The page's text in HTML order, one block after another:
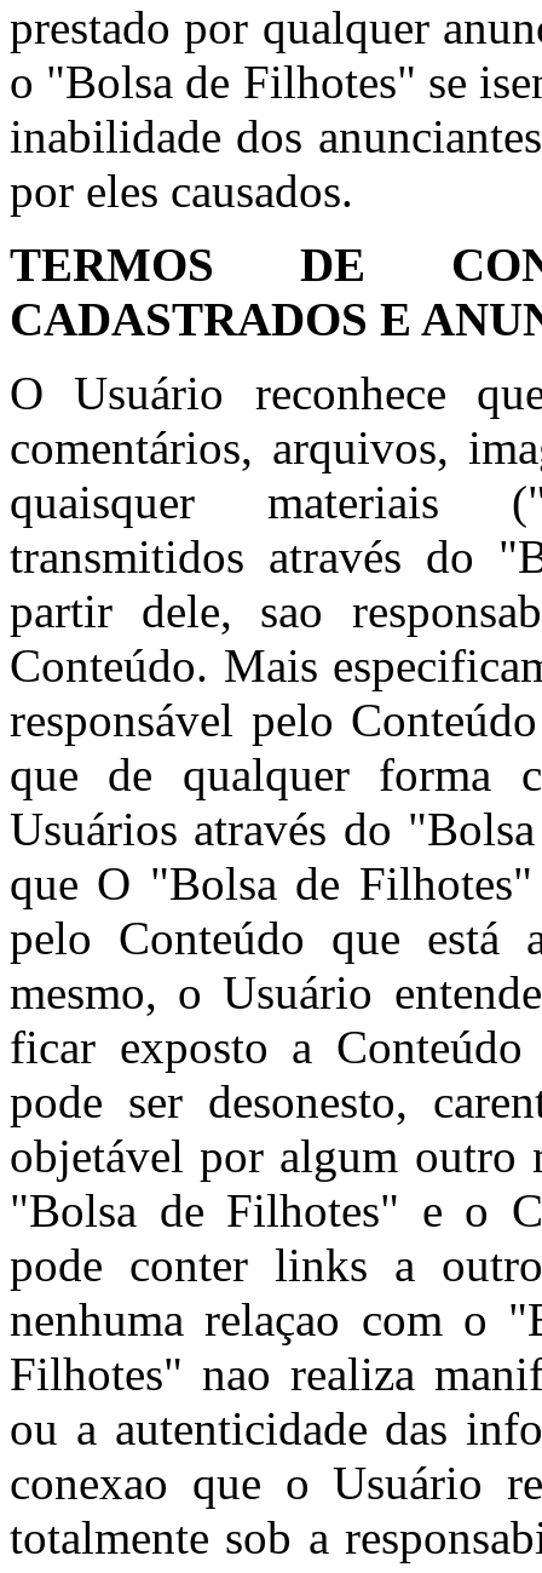
prestado por qualquer
o "Bolsa de Filhotes" se
inabilidade dos
por eles causados.
TERMOS DE
CADASTRADOS E
O Usuário reconhece
comentários, arquivos,
quaisquer materiais
transmitidos através do
partir dele, sao
Conteúdo. Mais
responsável pelo
que de qualquer forma
Usuários através do
que O "Bolsa de
pelo Conteúdo que está
mesmo, o Usuário
ficar exposto a
pode ser desonesto,
objetável por algum outro
"Bolsa de Filhotes" e o
pode conter links a
nenhuma relaçao com o
Filhotes" nao realiza
ou a autenticidade das
conexao que o Usuário
totalmente sob a